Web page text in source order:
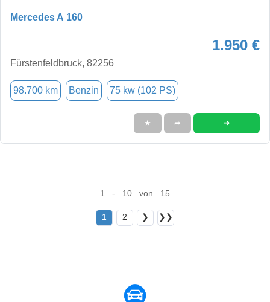
Mercedes A 160
1.950 €
Fürstenfeldbruck, 82256
98.700 km Benzin 75 kw (102 PS)
★ ➦ ➜
1 - 10 von 15
1 2 ❯ ❯❯